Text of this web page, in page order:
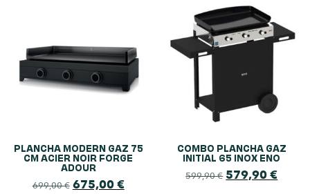
PLANCHA MODERN GAZ 75
CM ACIER NOIR FORGE
ADOUR
699,00€ 675,00€
COMBO PLANCHA GAZ
INITIAL 65 INOX ENO
599,90€ 579,90€